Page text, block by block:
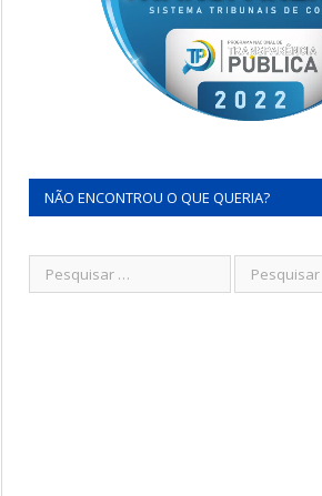
NÃO ENCONTROU O QUE QUERIA?